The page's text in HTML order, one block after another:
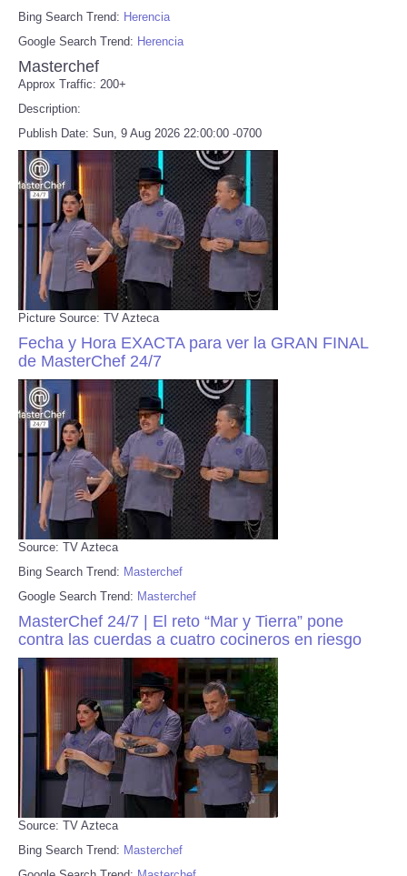
Bing Search Trend: Herencia
Google Search Trend: Herencia
Masterchef
Approx Traffic: 200+
Description:
Publish Date: Sun, 9 Aug 2026 22:00:00 -0700
Picture Source: TV Azteca
Fecha y Hora EXACTA para ver la GRAN FINAL
de MasterChef 24/7
Source: TV Azteca
Bing Search Trend: Masterchef
Google Search Trend: Masterchef
MasterChef 24/7 | El reto “Mar y Tierra” pone
contra las cuerdas a cuatro cocineros en riesgo
Source: TV Azteca
Bing Search Trend: Masterchef